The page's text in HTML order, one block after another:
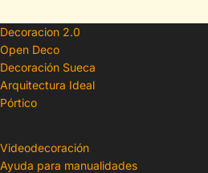
Decoracion 2.0
Open Deco
Decoración Sueca
Arquitectura Ideal
Pórtico
Videodecoración
Ayuda para manualidades